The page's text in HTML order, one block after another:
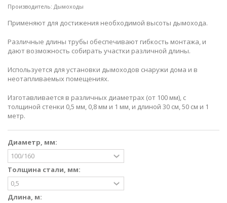
Производитель: Дымоходы
Применяют для достижения необходимой высоты дымохода.
Различные длины трубы обеспечивают гибкость монтажа, и
дают возможность собирать участки различной длины.
Используется для установки дымоходов снаружи дома и в
неотапливаемых помещениях.
Изготавливается в различных диаметрах (от 100 мм), с
толщиной стенки 0,5 мм, 0,8 мм и 1 мм, и длиной 30 см, 50 см и 1
метр.
Диаметр, мм:
Толщина стали, мм:
Длина, м: